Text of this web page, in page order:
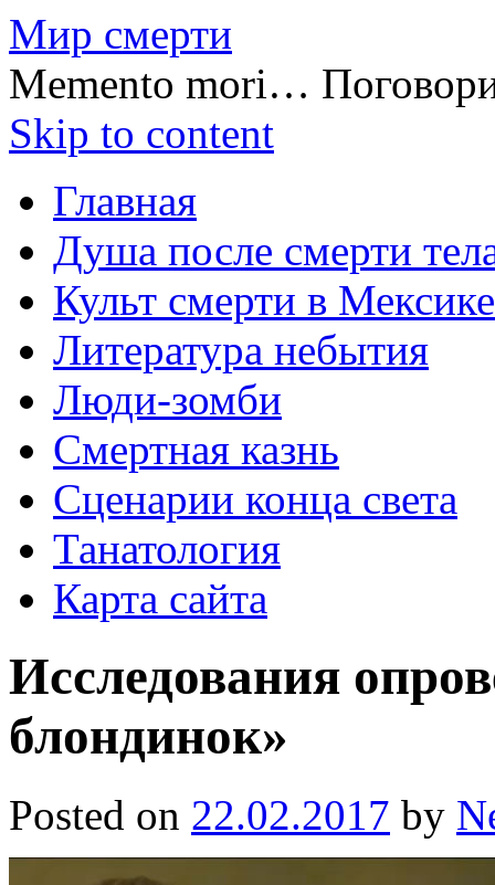
Мир смерти
Memento mori…
Skip to content
Главная
Душа после смерти
Культ смерти в Мексике
Литература небытия
Люди-зомби
Смертная казнь
Сценарии конца света
Танатология
Карта сайта
Исследования
блондинок»
Posted on 22.02.2017 by